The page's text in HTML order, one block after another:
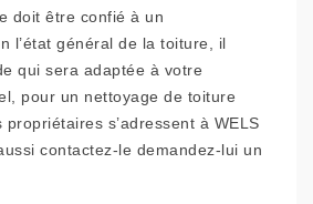
doit être confié à un
l’état général de la toiture, il
qui sera adaptée à votre
pour un nettoyage de toiture
s’adressent à WELS
contactez-le demandez-lui un